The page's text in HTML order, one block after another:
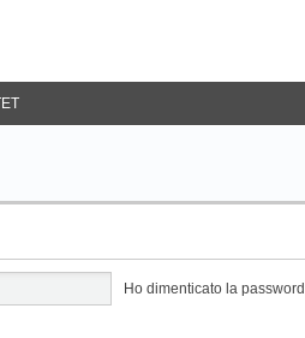
Ho dimenticato la password